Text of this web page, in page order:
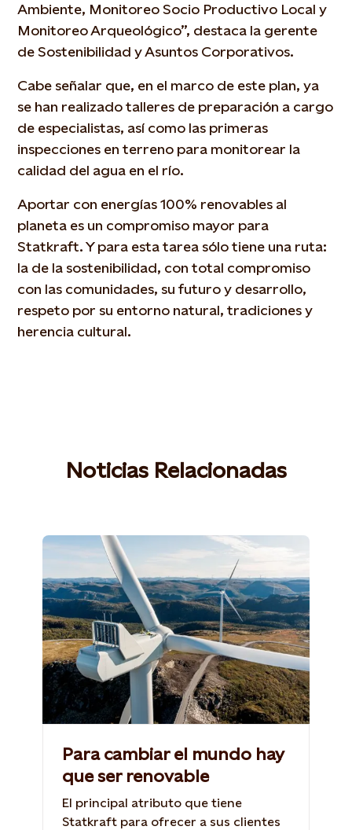
Ambiente, Monitoreo Socio Productivo Local y
Monitoreo Arqueológico”, destaca la gerente
de Sostenibilidad y Asuntos Corporativos.
Cabe señalar que, en el marco de este plan, ya
se han realizado talleres de preparación a cargo
de especialistas, así como las primeras
inspecciones en terreno para monitorear la
calidad del agua en el río.
Aportar con energías 100% renovables al
planeta es un compromiso mayor para
Statkraft. Y para esta tarea sólo tiene una ruta:
la de la sostenibilidad, con total compromiso
con las comunidades, su futuro y desarrollo,
respeto por su entorno natural, tradiciones y
herencia cultural.
Noticias Relacionadas
Para cambiar el mundo hay
que ser renovable
El principal atributo que tiene
Statkraft para ofrecer a sus clientes